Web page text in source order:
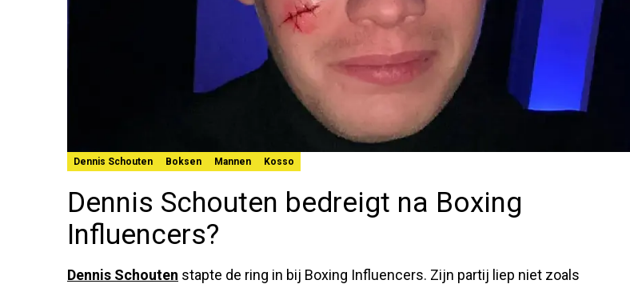
Dennis Schouten Boksen Mannen Kosso
Dennis Schouten bedreigt na Boxing
Influencers?
Dennis Schouten stapte de ring in bij Boxing Influencers. Zijn partij liep niet zoals